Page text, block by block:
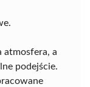
atmosfera, a
podejście.